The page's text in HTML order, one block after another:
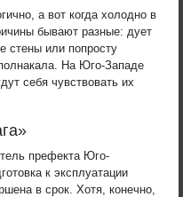
а вот когда холодно в
бывают разные: дует
стены или попросту
На Юго-Западе
себя чувствовать их
префекта Юго-
к эксплуатации
в срок. Хотя, конечно,